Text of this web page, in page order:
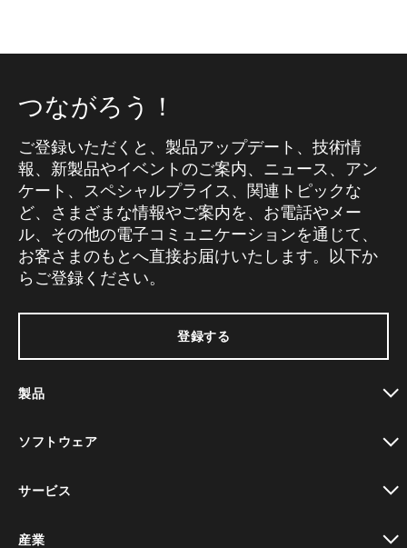
つながろう！
ご登録いただくと、製品アップデート、技術情
報、新製品やイベントのご案内、ニュース、アン
ケート、スペシャルプライス、関連トピックな
ど、さまざまな情報やご案内を、お電話やメー
ル、その他の電子コミュニケーションを通じて、
お客さまのもとへ直接お届けいたします。以下か
らご登録ください。
登録する
製品
ソフトウェア
サービス
産業